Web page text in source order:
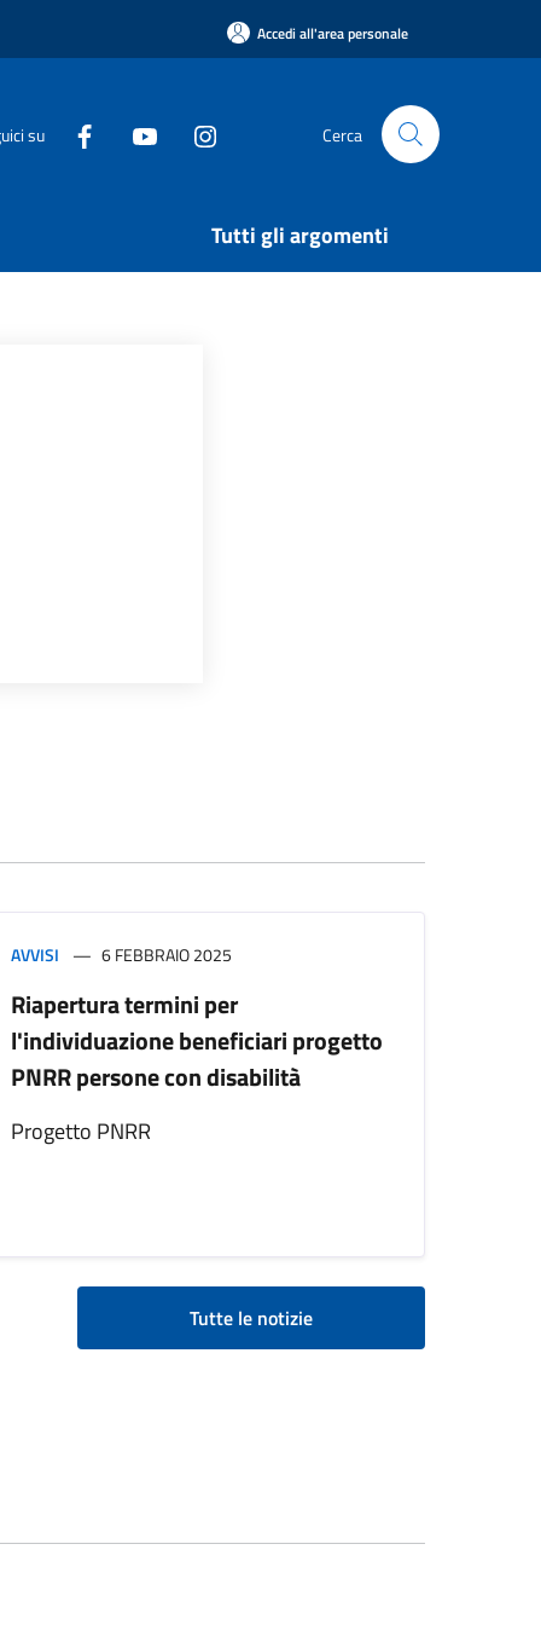
Accedi all'area personale
su Cerca
Tutti gli argomenti
AVVISI 6 FEBBRAIO 2025
Riapertura termini per
l'individuazione beneficiari progetto
PNRR persone con disabilità
Progetto PNRR
Tutte le notizie